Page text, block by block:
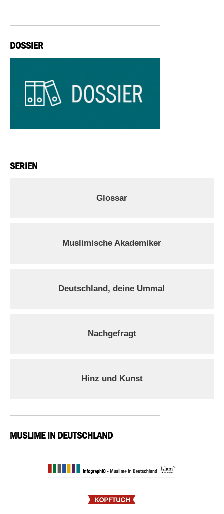
DOSSIER
SERIEN
Glossar
Muslimische Akademiker
Deutschland, deine Umma!
Nachgefragt
Hinz und Kunst
MUSLIME IN DEUTSCHLAND